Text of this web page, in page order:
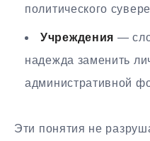
политического
Учреждения —
надежда заменить
административной
Эти понятия не